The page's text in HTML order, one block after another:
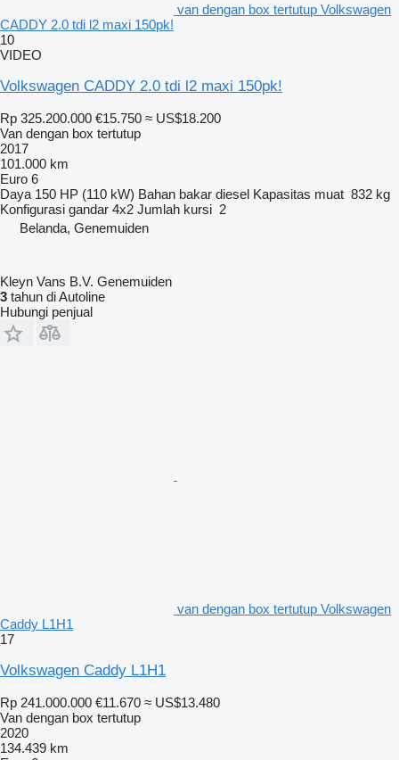
van dengan box tertutup Volkswagen
CADDY 2.0 tdi l2 maxi 150pk!
10
VIDEO
Volkswagen CADDY 2.0 tdi l2 maxi 150pk!
Rp 325.200.000 €15.750 ≈ US$18.200
Van dengan box tertutup
2017
101.000 km
Euro 6
Daya 150 HP (110 kW) Bahan bakar diesel Kapasitas muat 832 kg
Konfigurasi gandar 4x2 Jumlah kursi 2
Belanda, Genemuiden
Kleyn Vans B.V. Genemuiden
3 tahun di Autoline
Hubungi penjual
van dengan box tertutup Volkswagen
Caddy L1H1
17
Volkswagen Caddy L1H1
Rp 241.000.000 €11.670 ≈ US$13.480
Van dengan box tertutup
2020
134.439 km